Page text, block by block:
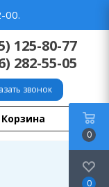
00.
125-80-77
282-55-05
звонок
Корзина
0
0